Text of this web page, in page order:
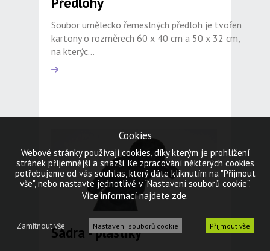
Soubor umělecko řemeslných předloh je tvořen
kartony o rozměrech 60 x 40 cm a 50 x 32 cm,
na kterýc...
Sádra - plastiky
Cookies
Webové stránky používají cookies, díky kterým je prohlížení
stránek příjemnější a snazší. Ke zpracování některých cookies
potřebujeme od vás souhlas, který dáte kliknutím na "Přijmout
vše", nebo nastavte jednotlivě v "Nastavení souborů cookie“.
Více informací najdete zde.
Zamítnout vše Nastavení souborů cookie Přijmout vše